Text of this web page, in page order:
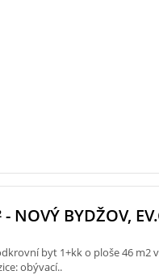
- NOVÝ BYDŽOV,
byt 1+kk o ploše 46 m2
obývací..